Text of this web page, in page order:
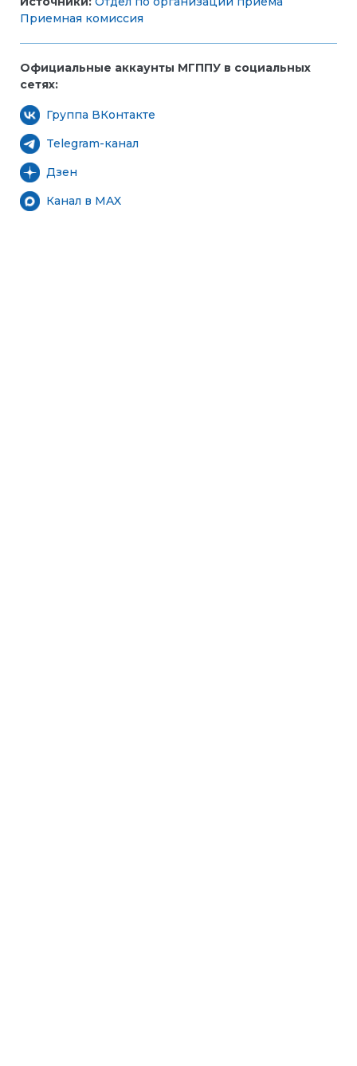
Приемная комиссия
Официальные аккаунты МГППУ в социальных
сетях:
Группа ВКонтакте
Telegram-канал
Дзен
Канал в MAX